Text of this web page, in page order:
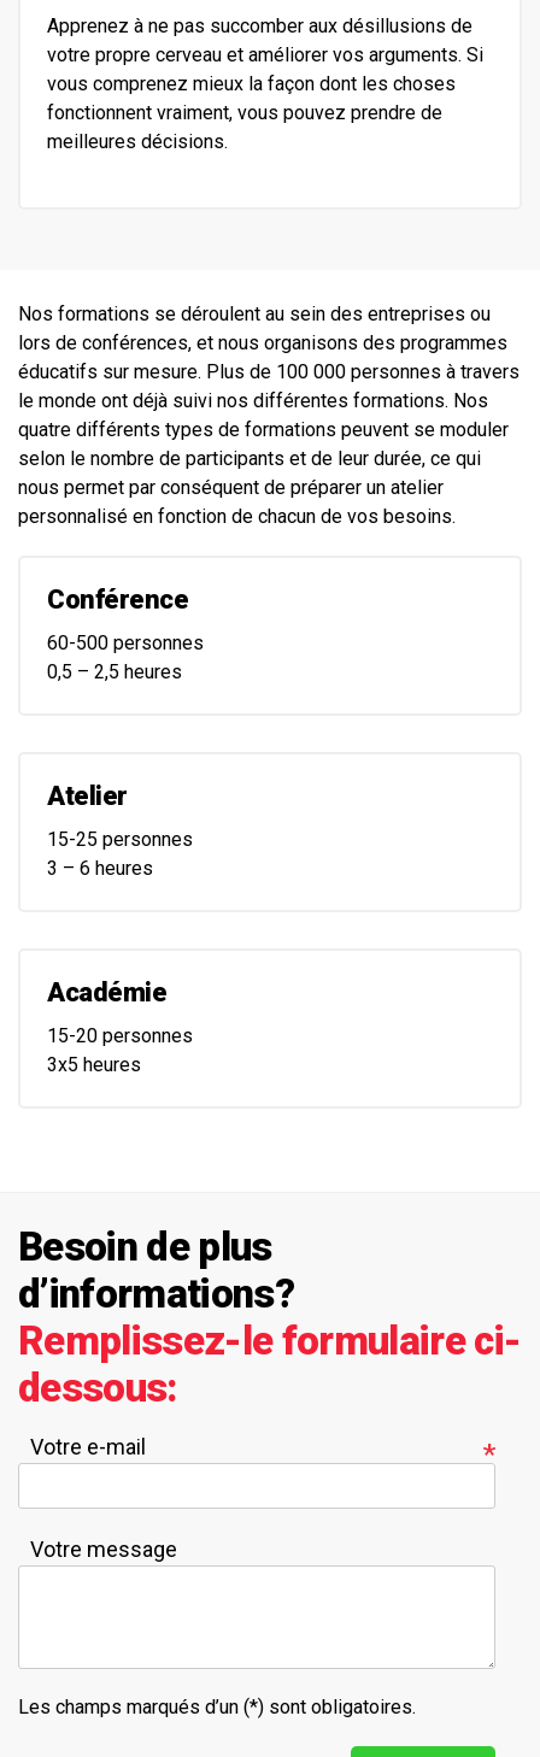
Apprenez à ne pas succomber aux désillusions de
votre propre cerveau et améliorer vos arguments. Si
vous comprenez mieux la façon dont les choses
fonctionnent vraiment, vous pouvez prendre de
meilleures décisions.
Nos formations se déroulent au sein des entreprises ou
lors de conférences, et nous organisons des programmes
éducatifs sur mesure. Plus de 100 000 personnes à travers
le monde ont déjà suivi nos différentes formations. Nos
quatre différents types de formations peuvent se moduler
selon le nombre de participants et de leur durée, ce qui
nous permet par conséquent de préparer un atelier
personnalisé en fonction de chacun de vos besoins.
Conférence
60-500 personnes
0,5 – 2,5 heures
Atelier
15-25 personnes
3 – 6 heures
Académie
15-20 personnes
3x5 heures
Besoin de plus
d’informations?
Remplissez-le formulaire ci-
dessous:
Votre e-mail
Votre message
Les champs marqués d’un (*) sont obligatoires.